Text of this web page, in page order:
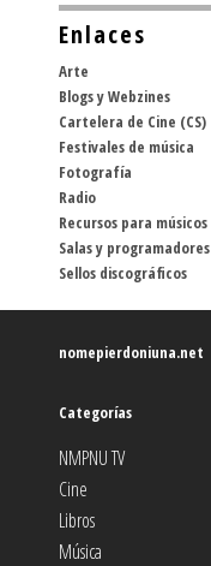
Enlaces
Arte
Blogs y Webzines
Cartelera de Cine (CS)
Festivales de música
Fotografía
Radio
Recursos para músicos
Salas y programadores
Sellos discográficos
nomepierdoniuna.net
Categorías
NMPNU TV
Cine
Libros
Música